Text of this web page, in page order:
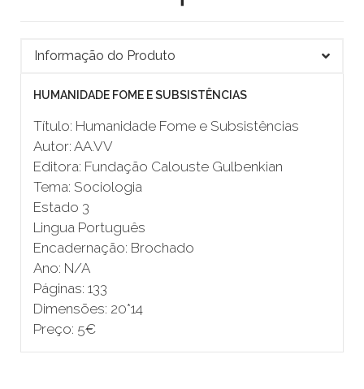
Informação do Produto
HUMANIDADE FOME E SUBSISTÊNCIAS
Título: Humanidade Fome e Subsistências
Autor: AA.VV
Editora: Fundação Calouste Gulbenkian
Tema: Sociologia
Estado 3
Lingua Português
Encadernação: Brochado
Ano: N/A
Páginas: 133
Dimensões: 20*14
Preço: 5€